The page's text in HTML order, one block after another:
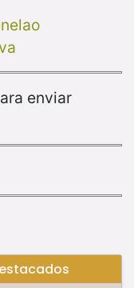
enviar